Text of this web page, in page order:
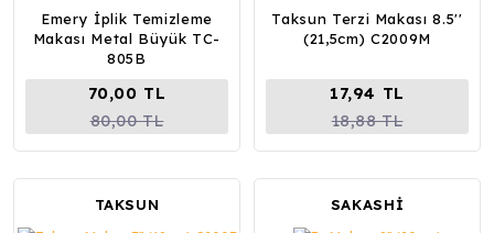
Emery İplik Temizleme
Makası Metal Büyük TC-
805B
70,00 TL
80,00 TL
Taksun Terzi Makası 8.5''
(21,5cm) C2009M
17,94 TL
18,88 TL
TAKSUN SAKASHİ